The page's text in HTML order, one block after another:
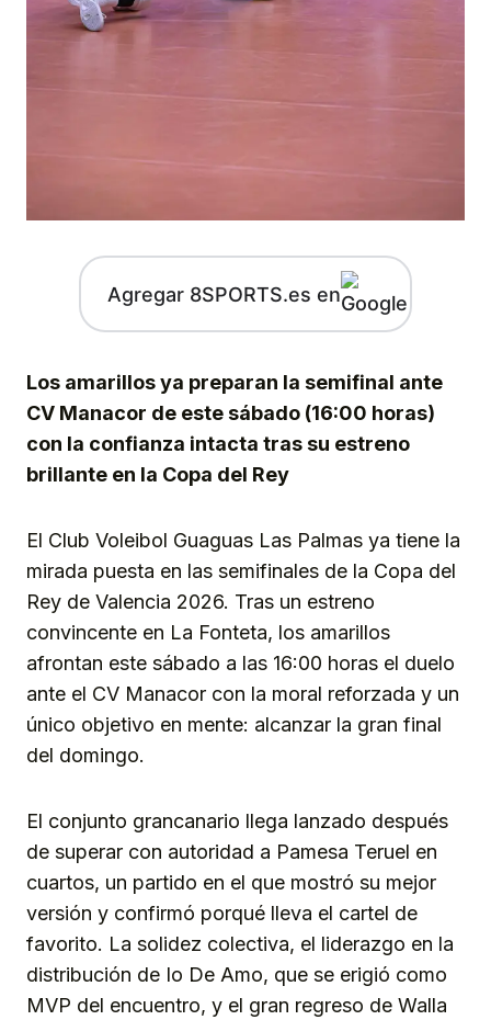
Agregar 8SPORTS.es en
Los amarillos ya preparan la semifinal ante
CV Manacor de este sábado (16:00 horas)
con la confianza intacta tras su estreno
brillante en la Copa del Rey
El Club Voleibol Guaguas Las Palmas ya tiene la
mirada puesta en las semifinales de la Copa del
Rey de Valencia 2026. Tras un estreno
convincente en La Fonteta, los amarillos
afrontan este sábado a las 16:00 horas el duelo
ante el CV Manacor con la moral reforzada y un
único objetivo en mente: alcanzar la gran final
del domingo.
El conjunto grancanario llega lanzado después
de superar con autoridad a Pamesa Teruel en
cuartos, un partido en el que mostró su mejor
versión y confirmó porqué lleva el cartel de
favorito. La solidez colectiva, el liderazgo en la
distribución de Io De Amo, que se erigió como
MVP del encuentro, y el gran regreso de Walla